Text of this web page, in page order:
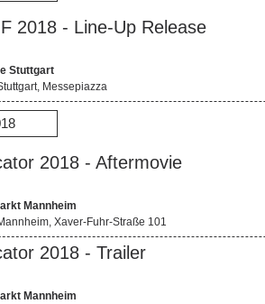
2018 - Line-Up Release
Stuttgart
Messepiazza
2018 - Aftermovie
Mannheim
Xaver-Fuhr-Straße 101
2018 - Trailer
Mannheim